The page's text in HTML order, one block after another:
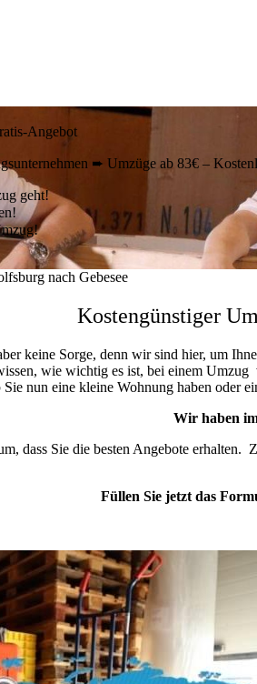
Angebot
➨ Umzüge ab 83€ –
geht!
nach Gebesee
Kostengünstiger
keine Sorge, denn wir sind hier, um
wie wichtig es ist, bei einem Umzug
Sie nun eine kleine Wohnung haben oder
Wir haben
dass Sie die besten Angebote erhalten.
Füllen Sie jetzt das